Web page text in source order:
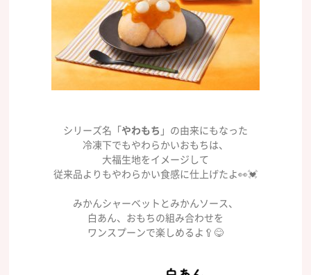
シリーズ名「やわもち 」の由来にもなった
冷凍下でもやわらかいおもちは、
大福生地をイメージして
従来品よりもやわらかい食感に仕上げたよ👀💓
みかんシャーベットとみかんソース、
白あん、おもちの組み合わせを
ワンスプーンで楽しめるよ🥄😋